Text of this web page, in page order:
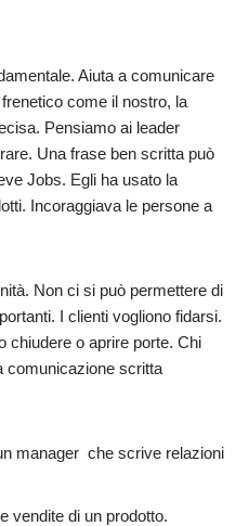
Aiuta a comunicare
come il nostro, la
Pensiamo ai leader
Una frase ben scritta può
Jobs. Egli ha usato la
Incoraggiava le persone a
Non ci si può permettere di
I clienti vogliono fidarsi.
chiudere o aprire porte. Chi
comunicazione scritta
manager che scrive relazioni
vendite di un prodotto.